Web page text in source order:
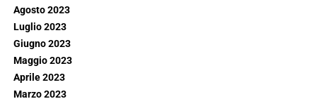
Agosto 2023
Luglio 2023
Giugno 2023
Maggio 2023
Aprile 2023
Marzo 2023